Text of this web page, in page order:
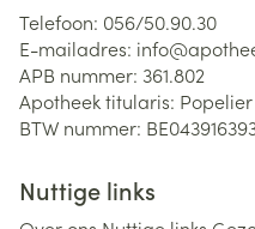
Telefoon: 056/50.90.30
E-mailadres: info@
APB nummer: 361.802
Apotheek titularis:
BTW nummer:
Nuttige links